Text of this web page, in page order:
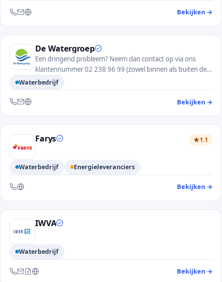
Bereikbaar via telefoon, e-mail en website Bekijken →
De Watergroep
Een dringend probleem? Neem dan contact op via ons
klantennummer 02 238 96 99 (zowel binnen als buiten de
kantooruren).
Waterbedrijf
Bereikbaar via telefoon, e-mail en website Bekijken →
Farys 1.1
Waterbedrijf Energieleveranciers
Bereikbaar via telefoon en website Bekijken →
IWVA
Waterbedrijf
Bereikbaar via telefoon, e-mail, contactformulier en websiteBekijken →